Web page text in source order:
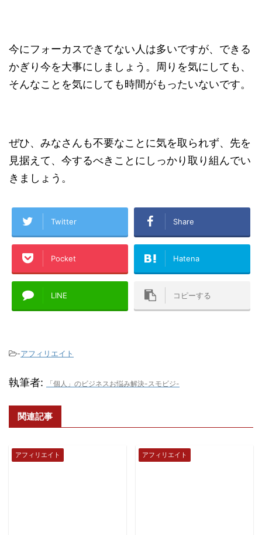
今にフォーカスできてない人は多いですが、できる
かぎり今を大事にしましょう。周りを気にしても、
そんなことを気にしても時間がもったいないです。
ぜひ、みなさんも不要なことに気を取られず、先を
見据えて、今するべきことにしっかり取り組んでい
きましょう。
Twitter Share
Pocket Hatena
LINE コピーする
-アフィリエイト
執筆者: 「個人」のビジネスお悩み解決-スモビジ-
関連記事
アフィリエイト アフィリエイト